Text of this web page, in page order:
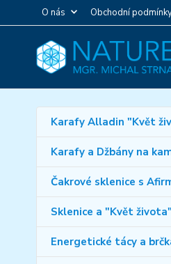
O nás Obchodní
Karafy Alladin "Květ
Karafy a Džbány na
Čakrové sklenice s
Sklenice a "Květ života"
Energetické tácy a